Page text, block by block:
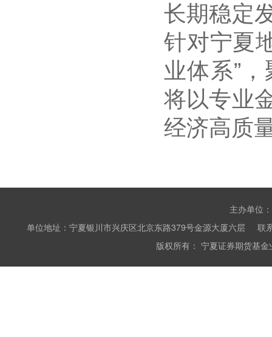
长期稳定
针对宁夏
业体系”
将以专业
经济高质
主办单位
单位地址：宁夏银川市兴庆区北京东路379号金源大厦六层
版权所有： 宁夏证券期货